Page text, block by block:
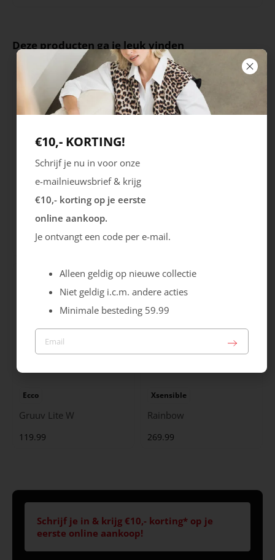
Deze producten ga je leuk vinden
Gabor
Hairy
159.99
Ecco
Gruuv Lite W
119.99
Xsensible
Rainbow
269.99
Schrijf je in & krijg €10,- korting* op je
eerste online aankoop!
€10,- KORTING!
Schrijf je nu in voor onze
e-mailnieuwsbrief & krijg
€10,- korting op je eerste
online aankoop.
Je ontvangt een code per e-mail.
Alleen geldig op nieuwe collectie
Niet geldig i.c.m. andere acties
Minimale besteding 59.99